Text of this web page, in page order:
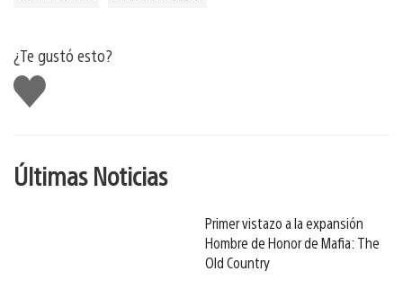
¿Te gustó esto?
Me
gusta
Últimas Noticias
Primer vistazo a la expansión
Hombre de Honor de Mafia: The
Old Country